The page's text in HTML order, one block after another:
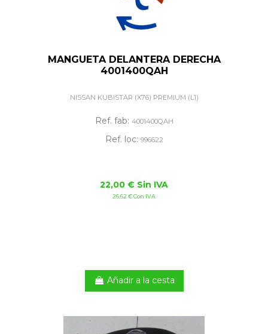
MANGUETA DELANTERA DERECHA
4001400QAH
NISSAN KUBISTAR (X76) PREMIUM (L1)
Ref. fab: 4001400QAH
Ref. loc: 996622
22,00 € Sin IVA
26,62 € Con IVA
Añadir a la cesta